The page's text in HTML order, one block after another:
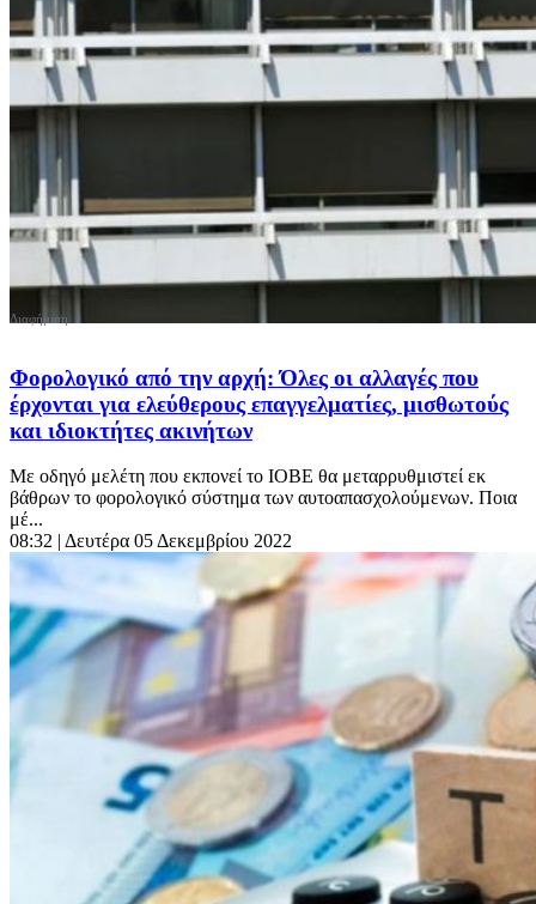
Φορολογικό από την αρχή: Όλες οι αλλαγές που
έρχονται για ελεύθερους επαγγελματίες, μισθωτούς
και ιδιοκτήτες ακινήτων
Με οδηγό μελέτη που εκπονεί το ΙΟΒΕ θα μεταρρυθμιστεί εκ
βάθρων το φορολογικό σύστημα των αυτοαπασχολούμενων. Ποια
μέ...
08:32 | Δευτέρα 05 Δεκεμβρίου 2022